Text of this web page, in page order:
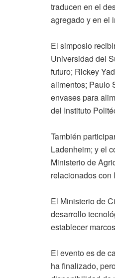
traducen en el
agregado y en el
El simposio
Universidad del
futuro; Rickey
alimentos; Paulo
envases para
del Instituto
También
Ladenheim; y el
Ministerio de
relacionados con
El Ministerio de
desarrollo
establecer
El evento es de
ha finalizado,